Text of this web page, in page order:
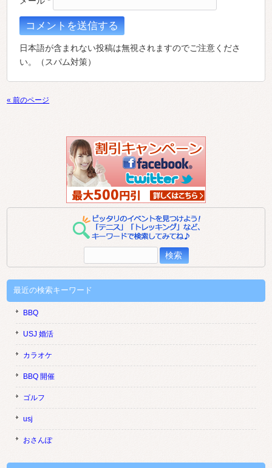
日本語が含まれない投稿は無視されますのでご注意くださ
い。（スパム対策）
« 前のページ
索:
最近の検索キーワード
BBQ
USJ 婚活
カラオケ
BBQ 開催
ゴルフ
usj
おさんぽ